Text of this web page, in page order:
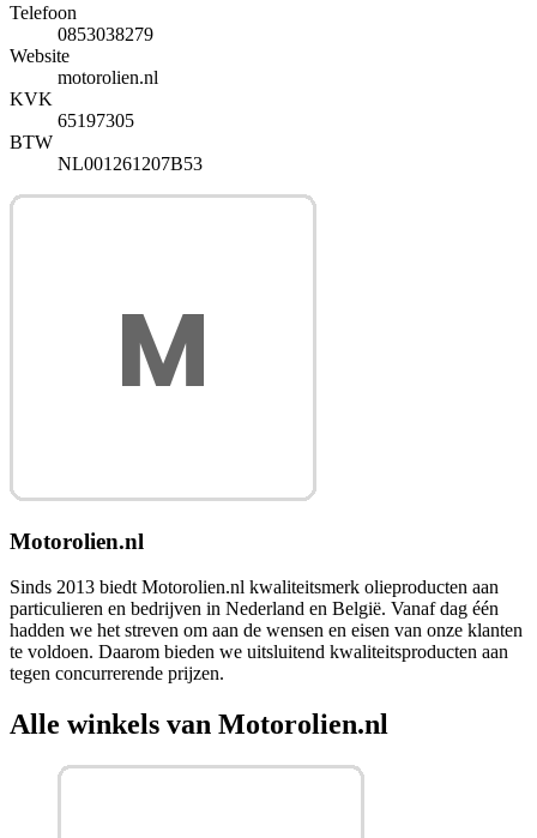
Telefoon
0853038279
Website
motorolien.nl
KVK
65197305
BTW
NL001261207B53
Motorolien.nl
Sinds 2013 biedt Motorolien.nl kwaliteitsmerk olieproducten aan
particulieren en bedrijven in Nederland en België. Vanaf dag één
hadden we het streven om aan de wensen en eisen van onze klanten
te voldoen. Daarom bieden we uitsluitend kwaliteitsproducten aan
tegen concurrerende prijzen.
Alle winkels van Motorolien.nl